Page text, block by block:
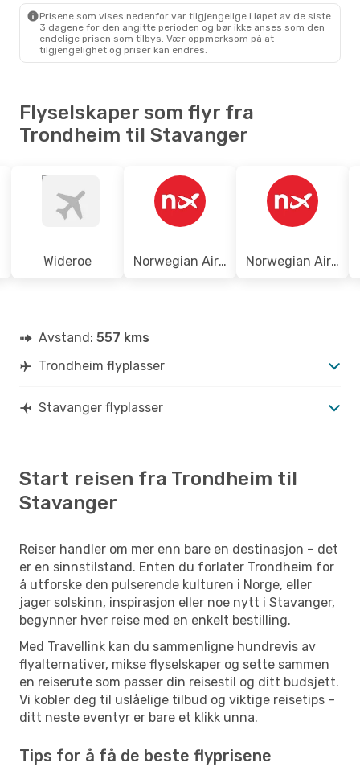
TRD
Scandinavian Airlines1 Mellomlanding
SVG- TRD
Prisene som vises nedenfor var tilgjengelige i løpet av de siste
3 dagene for den angitte perioden og bør ikke anses som den
endelige prisen som tilbys. Vær oppmerksom på at
tilgjengelighet og priser kan endres.
Flyselskaper som flyr fra
Trondheim til Stavanger
Wideroe Norwegian Air Shuttle Norwegian Air Sweden
Avstand: 557 kms
Trondheim flyplasser
Stavanger flyplasser
Start reisen fra Trondheim til
Stavanger
Reiser handler om mer enn bare en destinasjon – det
er en sinnstilstand. Enten du forlater Trondheim for
å utforske den pulserende kulturen i Norge, eller
jager solskinn, inspirasjon eller noe nytt i Stavanger,
begynner hver reise med en enkelt bestilling.
Med Travellink kan du sammenligne hundrevis av
flyalternativer, mikse flyselskaper og sette sammen
en reiserute som passer din reisestil og ditt budsjett.
Vi kobler deg til uslåelige tilbud og viktige reisetips –
ditt neste eventyr er bare et klikk unna.
Tips for å få de beste flyprisene